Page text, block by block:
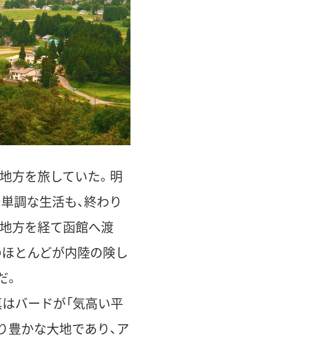
方を旅していた。明
調な生活も、終わり
方を経て函館へ渡
とんどが内陸の険し
バードが「気高い平
豊かな大地であり、ア